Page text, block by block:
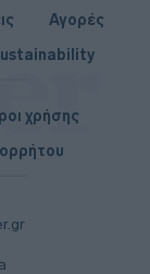
Αγορές
χρήσης